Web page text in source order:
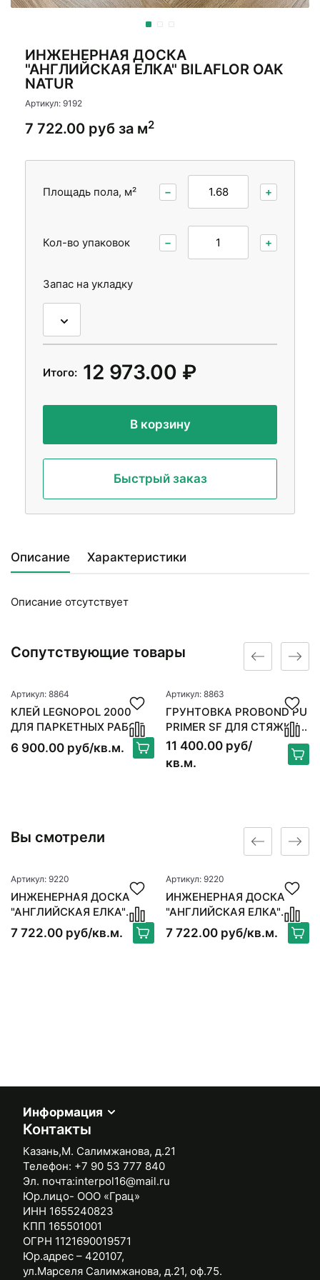
ИНЖЕНЕРНАЯ ДОСКА
"АНГЛИЙСКАЯ ЕЛКА" BILAFLOR OAK
NATUR
Артикул: 9192
7 722.00 руб за м2
Площадь пола, м² − +
Кол-во упаковок − +
Запас на укладку
Итого: 12 973.00 ₽
В корзину
Быстрый заказ
Описание Характеристики
Описание отсутствует
Сопутствующие товары
Артикул: 8864
КЛЕЙ LEGNOPOL 2000
ДЛЯ ПАРКЕТНЫХ РАБОТ
6 900.00 руб/кв.м.
Артикул: 8863
ГРУНТОВКА PROBOND PU
PRIMER SF ДЛЯ СТЯЖКИ 6
КГ
11 400.00 руб/
кв.м.
Вы смотрели
Артикул: 9220
ИНЖЕНЕРНАЯ ДОСКА
"АНГЛИЙСКАЯ ЕЛКА"
BILAFLOR OAK NATUR
7 722.00 руб/кв.м.
Артикул: 9220
ИНЖЕНЕРНАЯ ДОСКА
"АНГЛИЙСКАЯ ЕЛКА"
BILAFLOR OAK NATUR
7 722.00 руб/кв.м.
Информация
Контакты
Казань,М. Салимжанова, д.21
Телефон: +7 90 53 777 840
Эл. почта:interpol16@mail.ru
Юр.лицо- ООО «Грац»
ИНН 1655240823
КПП 165501001
ОГРН 1121690019571
Юр.адрес – 420107,
ул.Марселя Салимжанова, д.21, оф.75.
Стеновые панели
Стеновые панели